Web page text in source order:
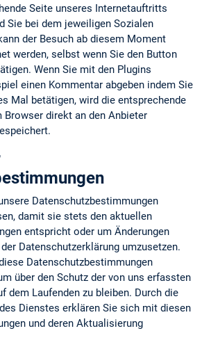
Seite unseres Internetauftritts
Sie bei dem jeweiligen Sozialen
der Besuch ab diesem Moment
werden, selbst wenn Sie den Button
Wenn Sie mit den Plugins
einen Kommentar abgeben indem Sie
Mal betätigen, wird die entsprechende
direkt an den Anbieter
Datenschutzbestimmungen
damit sie stets den aktuellen
entspricht oder um Änderungen
Datenschutzerklärung umzusetzen.
Datenschutzbestimmungen
über den Schutz der von uns erfassten
dem Laufenden zu bleiben. Durch die
Dienstes erklären Sie sich mit diesen
und deren Aktualisierung